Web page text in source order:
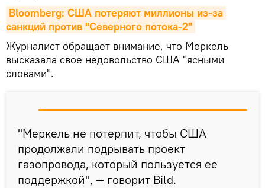
Bloomberg: США потеряют миллионы из-за
санкций против "Северного потока-2"
Журналист обращает внимание, что Меркель
высказала свое недовольство США "ясными
словами".
"Меркель не потерпит, чтобы США
продолжали подрывать проект
газопровода, который пользуется ее
поддержкой", — говорит Bild.